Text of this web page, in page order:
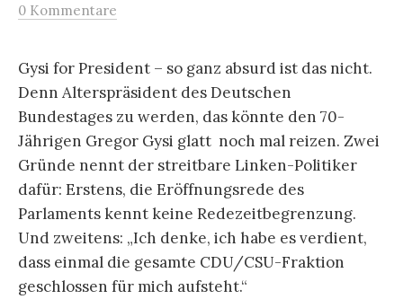
0 Kommentare
Gysi for President – so ganz absurd ist das nicht.
Denn Alterspräsident des Deutschen
Bundestages zu werden, das könnte den 70-
Jährigen Gregor Gysi glatt noch mal reizen. Zwei
Gründe nennt der streitbare Linken-Politiker
dafür: Erstens, die Eröffnungsrede des
Parlaments kennt keine Redezeitbegrenzung.
Und zweitens: „Ich denke, ich habe es verdient,
dass einmal die gesamte CDU/CSU-Fraktion
geschlossen für mich aufsteht.“